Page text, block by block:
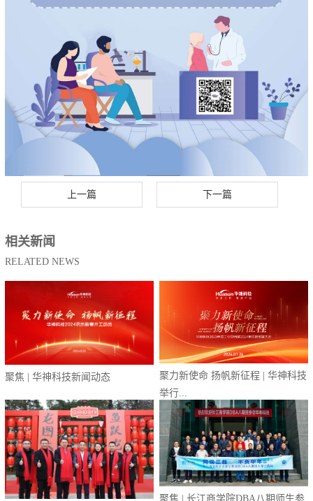
上一篇 下一篇
相关新闻
RELATED NEWS
聚焦 | 华神科技新闻动态
聚力新使命 扬帆新征程 | 华神科技
举行...
聚焦 | 长江商学院DBA八期师生参